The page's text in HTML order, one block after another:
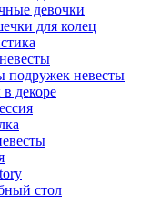
девочки
для колец
подружек невесты
декоре
стол